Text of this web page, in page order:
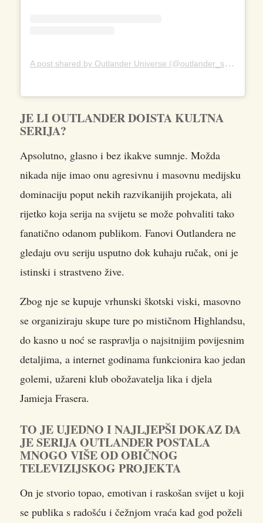
A
post shared by Outlander Universe (@outlander_starz)
JE LI OUTLANDER DOISTA KULTNA
SERIJA?
Apsolutno, glasno i bez ikakve sumnje. Možda
nikada nije imao onu agresivnu i masovnu medijsku
dominaciju poput nekih razvikanijih projekata, ali
rijetko koja serija na svijetu se može pohvaliti tako
fanatično odanom publikom. Fanovi Outlandera ne
gledaju ovu seriju usputno dok kuhaju ručak, oni je
istinski i strastveno žive.
Zbog nje se kupuje vrhunski škotski viski, masovno
se organiziraju skupe ture po mističnom Highlandsu,
do kasno u noć se raspravlja o najsitnijim povijesnim
detaljima, a internet godinama funkcionira kao jedan
golemi, užareni klub obožavatelja lika i djela
Jamieja Frasera.
TO JE UJEDNO I NAJLJEPŠI DOKAZ DA
JE SERIJA OUTLANDER POSTALA
MNOGO VIŠE OD OBIČNOG
TELEVIZIJSKOG PROJEKTA
On je stvorio topao, emotivan i raskošan svijet u koji
se publika s radošću i čežnjom vraća kad god poželi